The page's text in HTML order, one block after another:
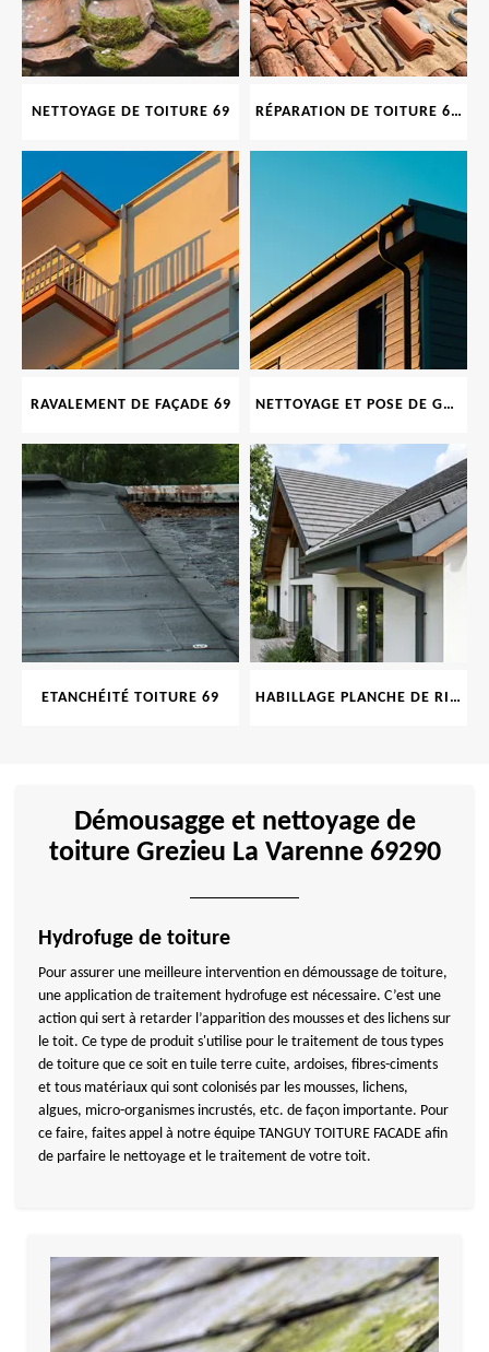
NETTOYAGE DE TOITURE 69 RÉPARATION DE TOITURE 69 RHONE, TUILES CASSÉES OU ABIMÉES
RAVALEMENT DE FAÇADE 69 NETTOYAGE ET POSE DE GOUTTIÈRE 69
ETANCHÉITÉ TOITURE 69 HABILLAGE PLANCHE DE RIVE 69
Démousagge et nettoyage de
toiture Grezieu La Varenne 69290
Hydrofuge de toiture
Pour assurer une meilleure intervention en démoussage de toiture,
une application de traitement hydrofuge est nécessaire. C’est une
action qui sert à retarder l’apparition des mousses et des lichens sur
le toit. Ce type de produit s'utilise pour le traitement de tous types
de toiture que ce soit en tuile terre cuite, ardoises, fibres-ciments
et tous matériaux qui sont colonisés par les mousses, lichens,
algues, micro-organismes incrustés, etc. de façon importante. Pour
ce faire, faites appel à notre équipe TANGUY TOITURE FACADE afin
de parfaire le nettoyage et le traitement de votre toit.